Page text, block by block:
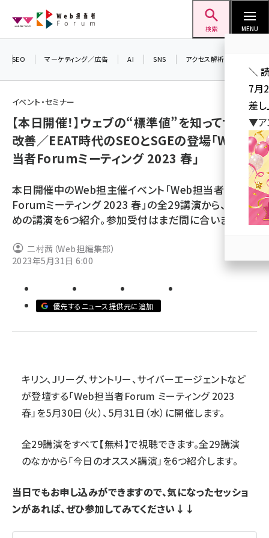
ン
検索 MENU
seo (3516)
ai (2799)
note (2308)
セミナー (2296)
z世代 (1617)
meo (1274)
llmo (1155)
SEO マーケティング／広告 AI SNS アクセス解析／データ分析
イベント・セミナー
【本日開催！】ウェブの“標準値”を知ってサイト
改善／EEAT時代のSEOとSGEの登場「Web担
当者Forumミーティング 2023 春」
本日開催中のWeb担主催イベント「Web担当者
Forumミーティング 2023 春」の全29講演から、おすす
めの講演を6つ紹介。参加受付はまだ間に合います！
二村茜（Web担編集部）
2023年5月31日 6:00
優先するニュース提供元に追加
キリン、Jリーグ、サントリー、サイバーエージェントなど
が登壇する「Web担当者Forum ミーティング 2023
春」を5月30日（火）、5月31日（水）に開催します。
全29講演をすべて【無料】で視聴できます。全29講演
のなかから「今日のオススメ講演」を6つ紹介します。
当日でもお申し込みができますので、気になったセッショ
ンがあれば、ぜひ参加してみてください↓↓
＼
7月
差し
▼ア